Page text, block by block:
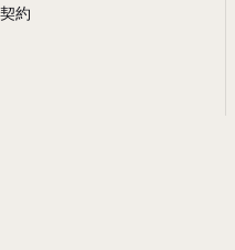
約